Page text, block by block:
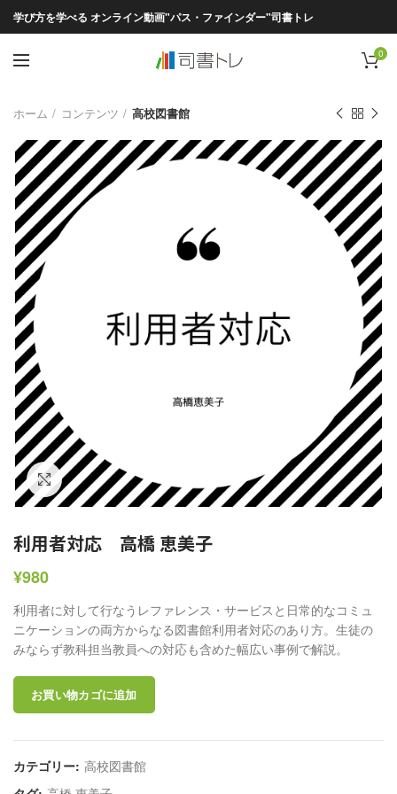
学び方を学べる オンライン動画"パス・ファインダー"司書トレ
0
ホーム コンテンツ 高校図書館
クリックして拡大
利用者対応 高橋 恵美子
¥980
利用者に対して行なうレファレンス・サービスと日常的なコミュ
ニケーションの両方からなる図書館利用者対応のあり方。生徒の
みならず教科担当教員への対応も含めた幅広い事例で解説。
お買い物カゴに追加
カテゴリー: 高校図書館